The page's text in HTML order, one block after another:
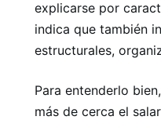
explicarse por
indica que también
estructurales,
Para entenderlo
más de cerca el